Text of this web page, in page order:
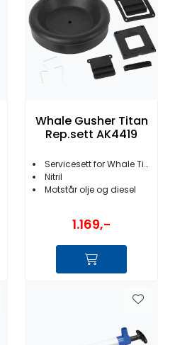
Whale Gusher Titan
Rep.sett AK4419
Servicesett for Whale Titan
Nitril
Motstår olje og diesel
1.169,-